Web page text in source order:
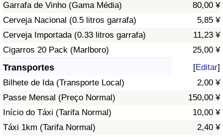
Garrafa de Vinho (Gama Média)
80,00 ¥
Cerveja Nacional (0.5 litros garrafa)
5,85 ¥
Cerveja Importada (0.33 litros garrafa)
11,23 ¥
Cigarros 20 Pack (Marlboro)
25,00 ¥
Transportes [Editar]
Bilhete de Ida (Transporte Local)
2,00 ¥
Passe Mensal (Preço Normal)
150,00 ¥
Início do Táxi (Tarifa Normal)
10,00 ¥
Táxi 1km (Tarifa Normal)
2,40 ¥
Indicador de Trânsito (Atual)
Indicador de Trânsito por País